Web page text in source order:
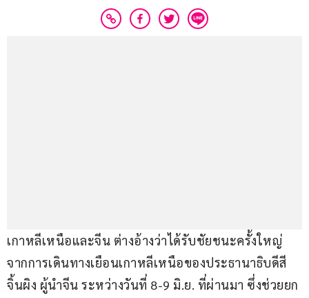
เกาหลีเหนือและจีน ต่างอ้างว่าได้รับชัยชนะครั้งใหญ่
จากการเดินทางเยือนเกาหลีเหนือของประธานาธิบดีสี
จิ้นผิง ผู้นำจีน ระหว่างวันที่ 8-9 มิ.ย. ที่ผ่านมา ซึ่งช่วยยก